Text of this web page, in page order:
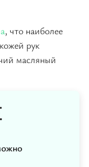
, что наиболее
рук
масляный